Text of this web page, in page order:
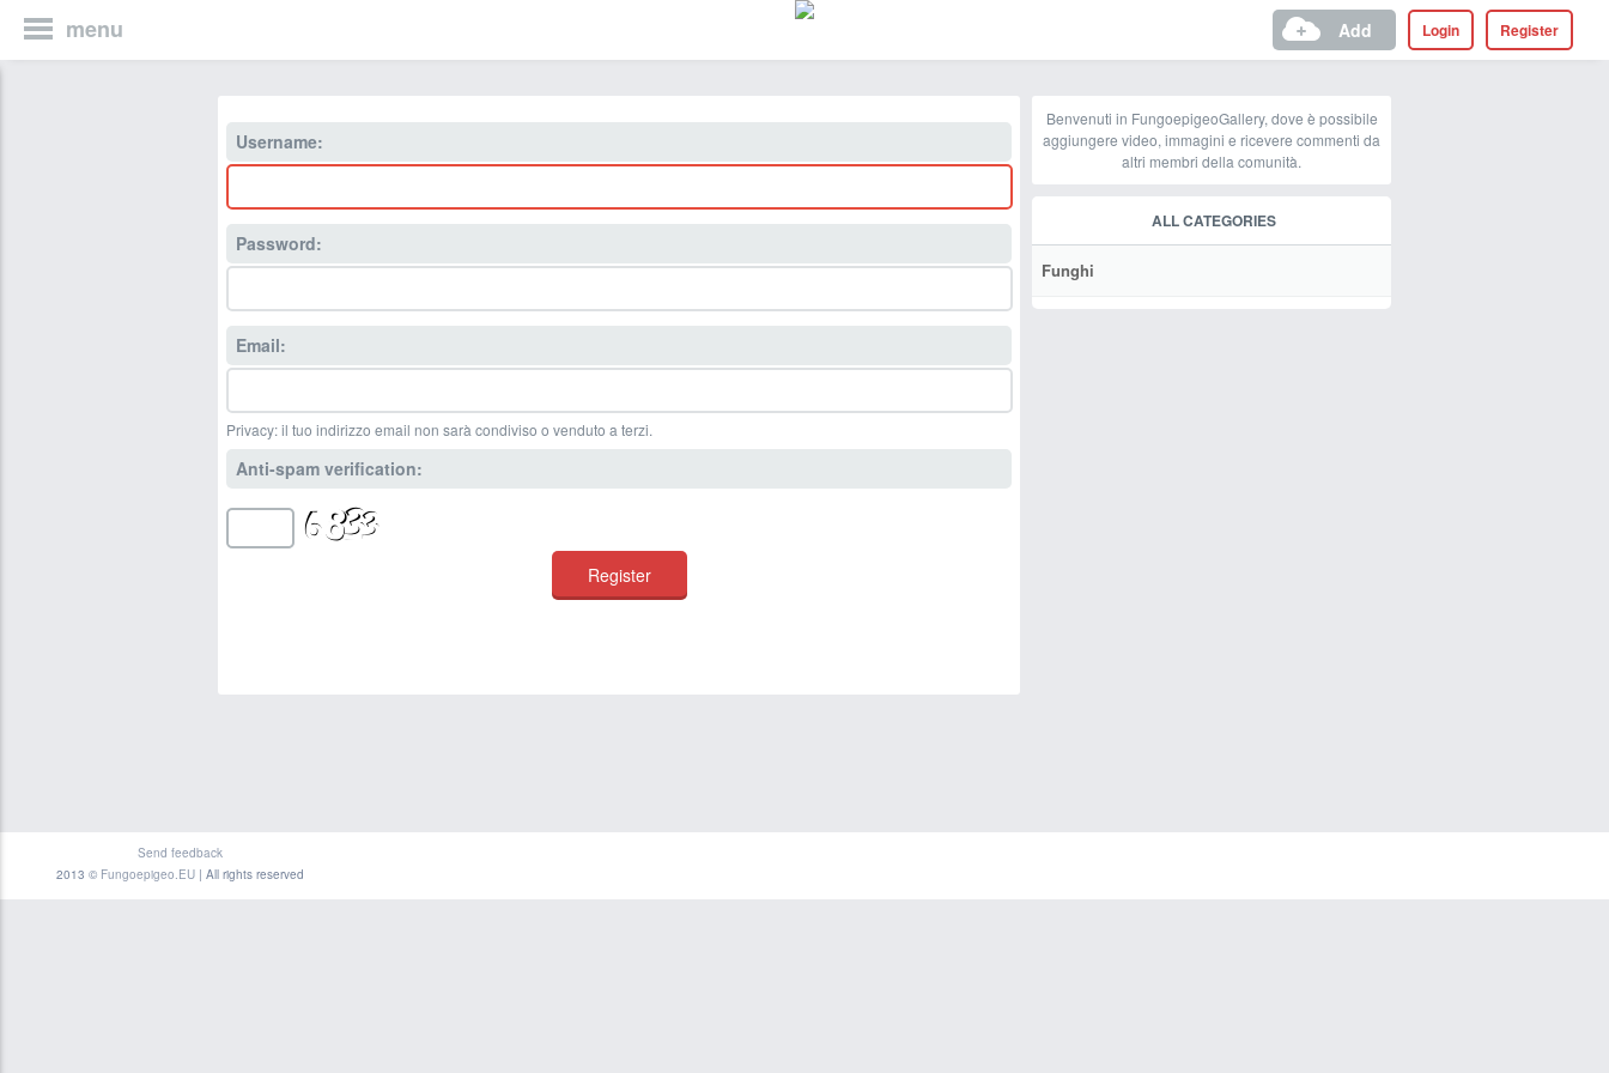
menu Register
Login
Add
Username:
Password:
Email:
Privacy: il tuo indirizzo email non sarà condiviso o venduto a terzi.
Anti-spam verification:
Benvenuti in FungoepigeoGallery, dove è possibile
aggiungere video, immagini e ricevere commenti da
altri membri della comunità.
ALL CATEGORIES
Funghi
Send feedback
2013 © Fungoepigeo.EU| All rights reserved